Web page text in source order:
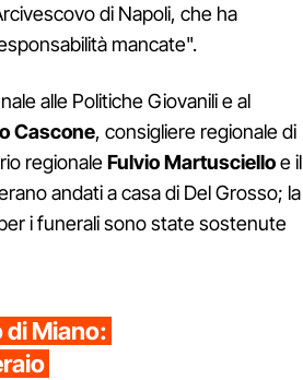
di Napoli, che ha
mancate".
alle Politiche Giovanili e al
Cascone, consigliere regionale di
regionaleFulvio Martuscielloe il
andati a casa di Del Grosso; la
i funerali sono state sostenute
di Miano: